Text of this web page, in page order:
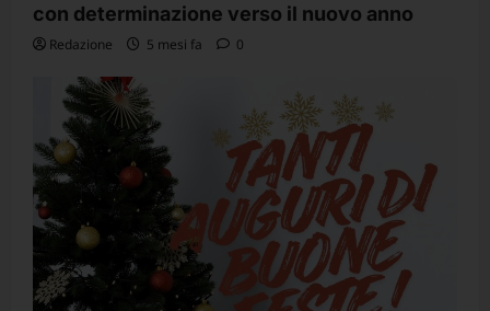
con determinazione verso il nuovo anno
Redazione 5 mesi fa 0